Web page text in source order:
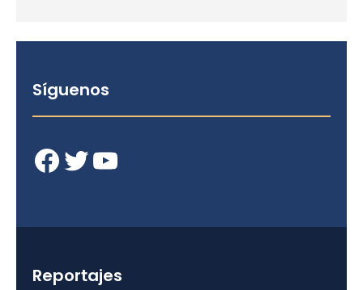
Síguenos
Facebook Twitter YouTube
Reportajes